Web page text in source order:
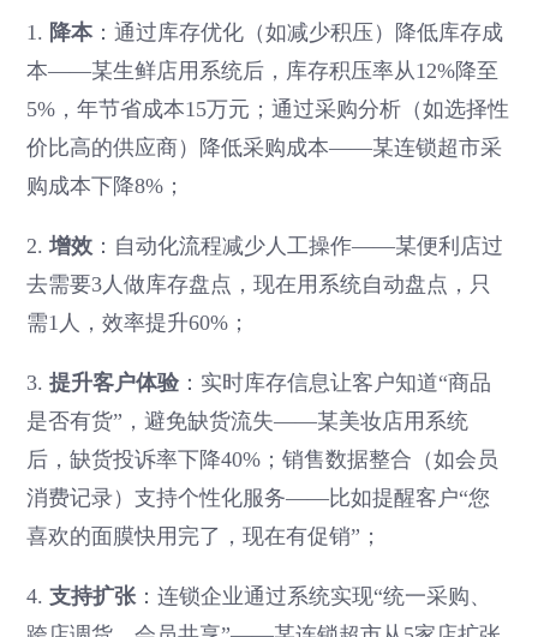
1. 降本：通过库存优化（如减少积压）降低库存成
本——某生鲜店用系统后，库存积压率从12%降至
5%，年节省成本15万元；通过采购分析（如选择性
价比高的供应商）降低采购成本——某连锁超市采
购成本下降8%；
2.增效 ：自动化流程减少人工操作——某便利店过
去需要3人做库存盘点，现在用系统自动盘点，只
需1人，效率提升60%；
3.提升客户体验：实时库存信息让客户知道“商品
是否有货”，避免缺货流失——某美妆店用系统
后，缺货投诉率下降40%；销售数据整合（如会员
消费记录）支持个性化服务——比如提醒客户“您
喜欢的面膜快用完了，现在有促销”；
4.支持扩张 ：连锁企业通过系统实现“统一采购、